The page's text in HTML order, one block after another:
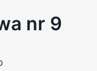
nr 9